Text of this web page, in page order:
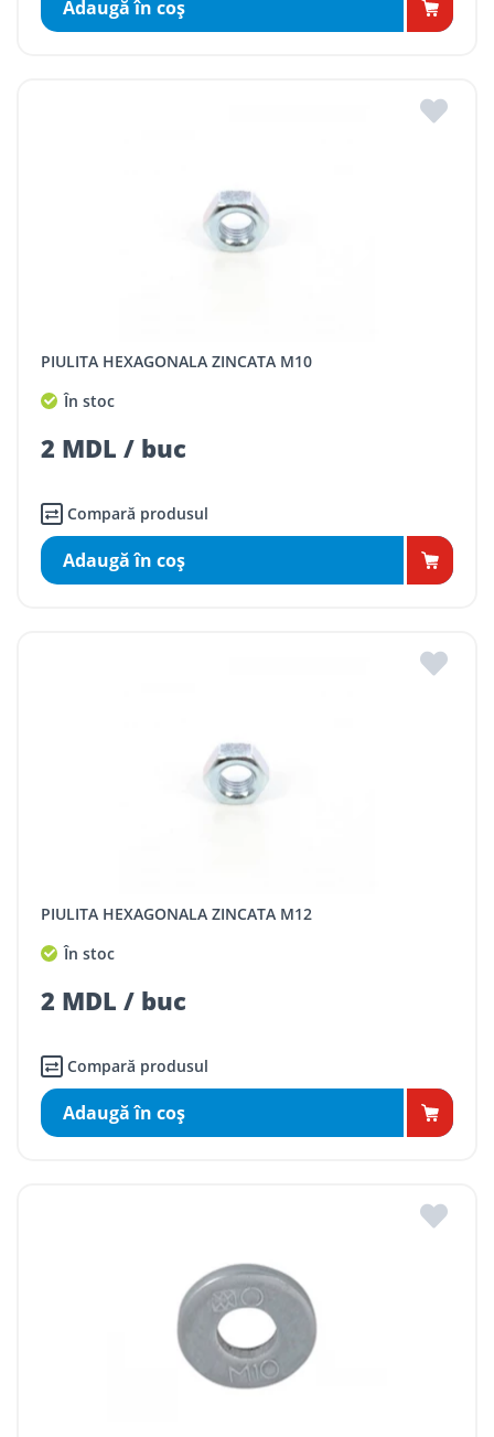
Adaugă în coş
PIULITA HEXAGONALA ZINCATA M10
În stoc
2 MDL / buc
Compară produsul
Adaugă în coş
PIULITA HEXAGONALA ZINCATA M12
În stoc
2 MDL / buc
Compară produsul
Adaugă în coş